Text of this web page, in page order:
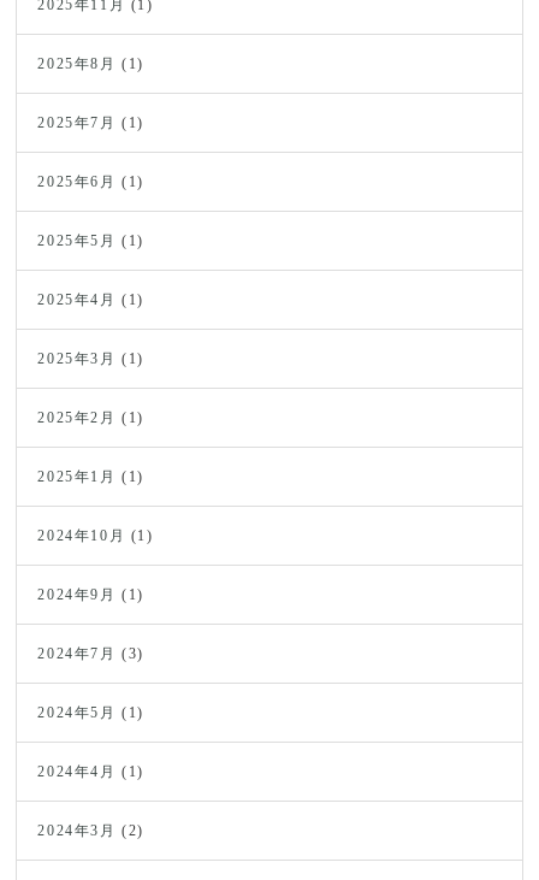
2025年11月 (1)
2025年8月 (1)
2025年7月 (1)
2025年6月 (1)
2025年5月 (1)
2025年4月 (1)
2025年3月 (1)
2025年2月 (1)
2025年1月 (1)
2024年10月 (1)
2024年9月 (1)
2024年7月 (3)
2024年5月 (1)
2024年4月 (1)
2024年3月 (2)